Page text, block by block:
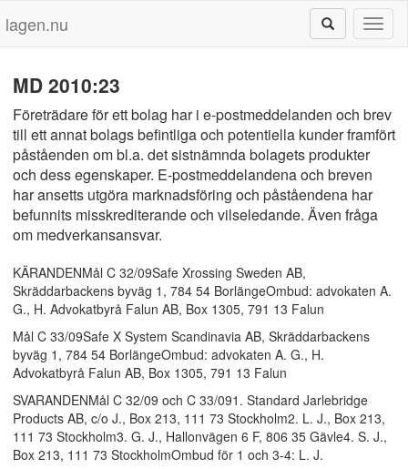
lagen.nu
MD 2010:23
Företrädare för ett bolag har i e-postmeddelanden och brev
till ett annat bolags befintliga och potentiella kunder framfört
påståenden om bl.a. det sistnämnda bolagets produkter
och dess egenskaper. E-postmeddelandena och breven
har ansetts utgöra marknadsföring och påståendena har
befunnits misskrediterande och vilseledande. Även fråga
om medverkansansvar.
KÄRANDENMål C 32/09Safe Xrossing Sweden AB,
Skräddarbackens byväg 1, 784 54 BorlängeOmbud: advokaten A.
G., H. Advokatbyrå Falun AB, Box 1305, 791 13 Falun
Mål C 33/09Safe X System Scandinavia AB, Skräddarbackens
byväg 1, 784 54 BorlängeOmbud: advokaten A. G., H.
Advokatbyrå Falun AB, Box 1305, 791 13 Falun
SVARANDENMål C 32/09 och C 33/091. Standard Jarlebridge
Products AB, c/o J., Box 213, 111 73 Stockholm2. L. J., Box 213,
111 73 Stockholm3. G. J., Hallonvägen 6 F, 806 35 Gävle4. S. J.,
Box 213, 111 73 StockholmOmbud för 1 och 3-4: L. J.